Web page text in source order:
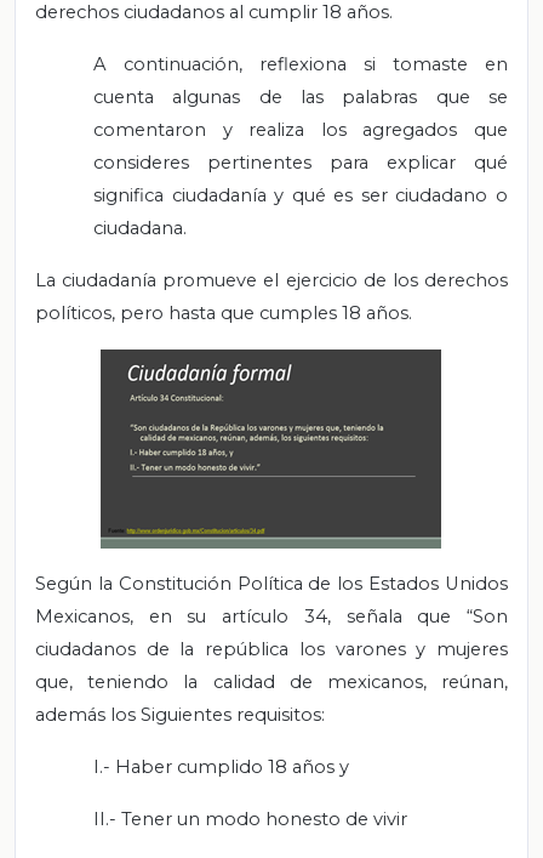
derechos ciudadanos al cumplir 18 años.
A continuación, reflexiona si tomaste en
cuenta algunas de las palabras que se
comentaron y realiza los agregados que
consideres pertinentes para explicar qué
significa ciudadanía y qué es ser ciudadano o
ciudadana.
La ciudadanía promueve el ejercicio de los derechos
políticos, pero hasta que cumples 18 años.
Según la Constitución Política de los Estados Unidos
Mexicanos, en su artículo 34, señala que “Son
ciudadanos de la república los varones y mujeres
que, teniendo la calidad de mexicanos, reúnan,
además los Siguientes requisitos:
I.- Haber cumplido 18 años y
II.- Tener un modo honesto de vivir